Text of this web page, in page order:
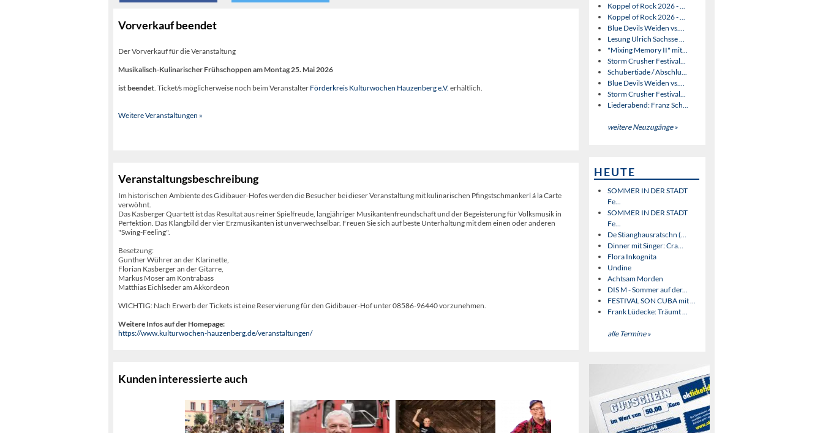
Vorverkauf beendet
Der Vorverkauf für die Veranstaltung
Musikalisch-Kulinarischer Frühschoppen am Montag 25. Mai 2026
ist beendet . Ticket/s möglicherweise noch beim Veranstalter Förderkreis Kulturwochen Hauzenberg e.V. erhältlich.
Weitere Veranstaltungen »
Veranstaltungsbeschreibung
Im historischen Ambiente des Gidibauer-Hofes werden die Besucher bei dieser Veranstaltung mit kulinarischen Pfingstschmankerl á la Carte
verwöhnt.
Das Kasberger Quartett ist das Resultat aus reiner Spielfreude, langjähriger Musikantenfreundschaft und der Begeisterung für Volksmusik in
Perfektion. Das Klangbild der vier Erzmusikanten ist unverwechselbar. Freuen Sie sich auf beste Unterhaltung mit dem einen oder anderen
"Swing-Feeling".
Besetzung:
Gunther Wührer an der Klarinette,
Florian Kasberger an der Gitarre,
Markus Moser am Kontrabass
Matthias Eichlseder am Akkordeon
WICHTIG: Nach Erwerb der Tickets ist eine Reservierung für den Gidibauer-Hof unter 08586-96440 vorzunehmen.
Weitere Infos auf der Homepage:
https://www.kulturwochen-hauzenberg.de/veranstaltungen/
Kunden interessierte auch
Koppel of Rock 2026 - ...
Koppel of Rock 2026 - ...
Blue Devils Weiden vs....
Lesung Ulrich Sachsse ...
"Mixing Memory II" mit...
Storm Crusher Festival...
Schubertiade / Abschlu...
Blue Devils Weiden vs....
Storm Crusher Festival...
Liederabend: Franz Sch...
weitere Neuzugänge »
HEUTE
SOMMER IN DER STADT
Fe...
SOMMER IN DER STADT
Fe...
De Stianghausratschn (...
Dinner mit Singer: Cra...
Flora Inkognita
Undine
Achtsam Morden
DIS M - Sommer auf der...
FESTIVAL SON CUBA mit ...
Frank Lüdecke: Träumt ...
alle Termine »